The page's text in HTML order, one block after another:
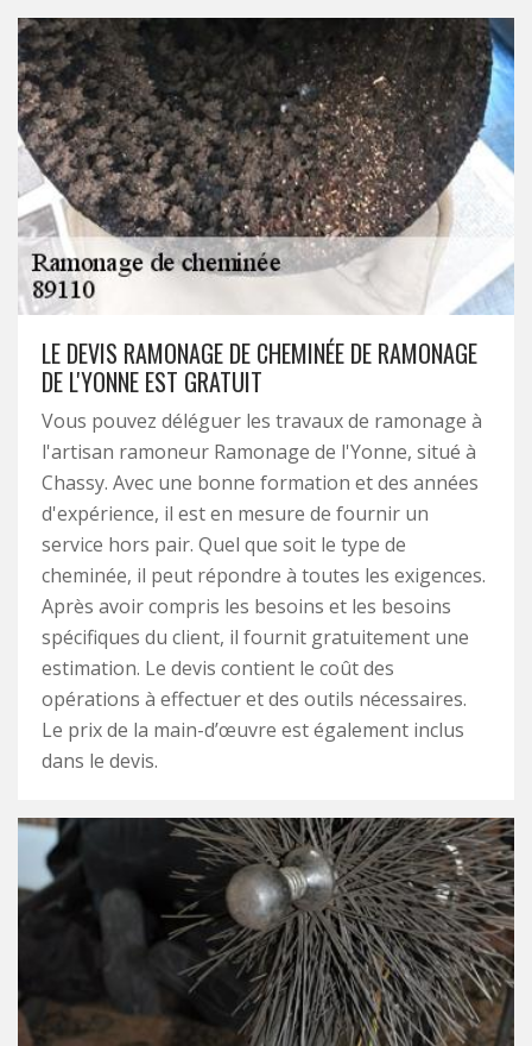
LE DEVIS RAMONAGE DE CHEMINÉE DE RAMONAGE
DE L'YONNE EST GRATUIT
Vous pouvez déléguer les travaux de ramonage à
l'artisan ramoneur Ramonage de l'Yonne, situé à
Chassy. Avec une bonne formation et des années
d'expérience, il est en mesure de fournir un
service hors pair. Quel que soit le type de
cheminée, il peut répondre à toutes les exigences.
Après avoir compris les besoins et les besoins
spécifiques du client, il fournit gratuitement une
estimation. Le devis contient le coût des
opérations à effectuer et des outils nécessaires.
Le prix de la main-d’œuvre est également inclus
dans le devis.